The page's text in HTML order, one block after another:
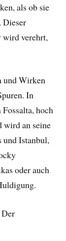
als ob sie
Dieser
wird verehrt,
und Wirken
In
hoch
wird an seine
und Istanbul,
oder auch